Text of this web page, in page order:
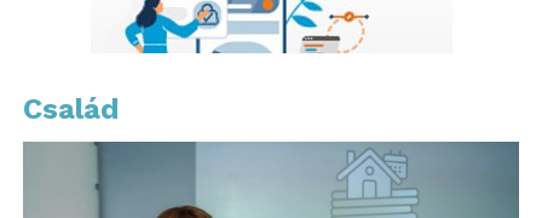
azokat, akik megértenek.
szentel az egyedi, minőségi termékek kínálatának.
náluk, amelyek hozzájárulhatnak az önbizalom
növeléséhez. Talán egy új, különleges ruhadarab
Család